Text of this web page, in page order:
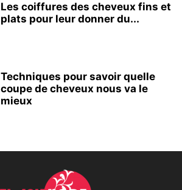
Les coiffures des cheveux fins et
plats pour leur donner du...
Techniques pour savoir quelle
coupe de cheveux nous va le
mieux